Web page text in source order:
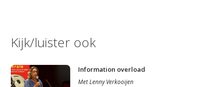
Kijk/luister ook
Information overload
MetLenny Verkooijen